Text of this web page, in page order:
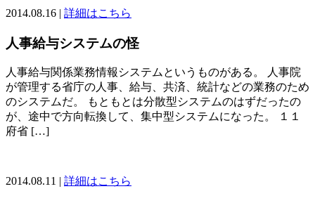
2014.08.16 | 詳細はこちら
人事給与システムの怪
人事給与関係業務情報システムというものがある。 人事院
が管理する省庁の人事、給与、共済、統計などの業務のため
のシステムだ。 もともとは分散型システムのはずだったの
が、途中で方向転換して、集中型システムになった。 １１
府省 […]
2014.08.11 | 詳細はこちら